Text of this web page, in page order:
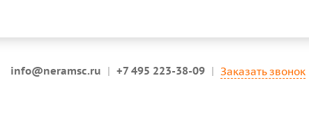
info@neramsc.ru | +7 495 223-38-09 | Заказать звонок